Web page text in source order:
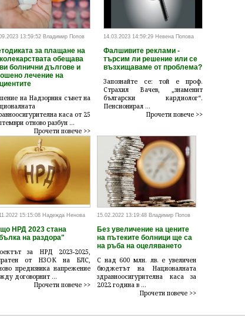
13:59:52 Владимир Попов
за плащане на
обещава
болнични дългове и
лечение на
на Надзорния съвет на
каса от 25
отново разбун ...
Прочети повече >>
14.03.2023 14:59:29 Невена Попова
Фалшивите реклами -
търсим ли решение или се
възхищаваме от проблема?
Запознайте се: той е проф.
Страхил Вачев, „знаменит
български кардиолог“.
Пенсионирал ...
Прочети повече >>
15:15:08 Надежда Ненова
НРД 2023 стана
на раздора"
за НРД 2023-2025,
от НЗОК на БЛС,
предизвика напрежение
договорнит ...
Прочети повече >>
15.02.2022 13:19:48 Владимир Попов
Без увеличение на цените
на пътеките болници ще са
на ръба на оцеляването
С над 600 млн. лв. е увеличен
бюджетът на Националната
здравноосигурителна каса за
2022 година в ...
Прочети повече >>